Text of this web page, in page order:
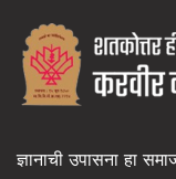
ज्ञानाची उपासना हा